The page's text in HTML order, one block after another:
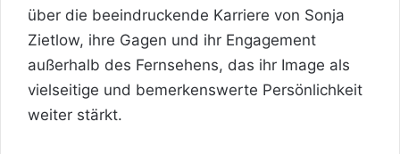
über die beeindruckende Karriere von Sonja
Zietlow, ihre Gagen und ihr Engagement
außerhalb des Fernsehens, das ihr Image als
vielseitige und bemerkenswerte Persönlichkeit
weiter stärkt.